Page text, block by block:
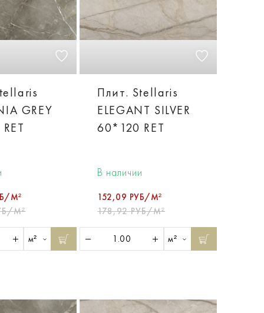
GREY
М²
М²
м²
Плит. Stellaris
ELEGANT SILVER
60*120 RET
В наличии
152,09 РУБ/М²
178,92 РУБ/М²
м²